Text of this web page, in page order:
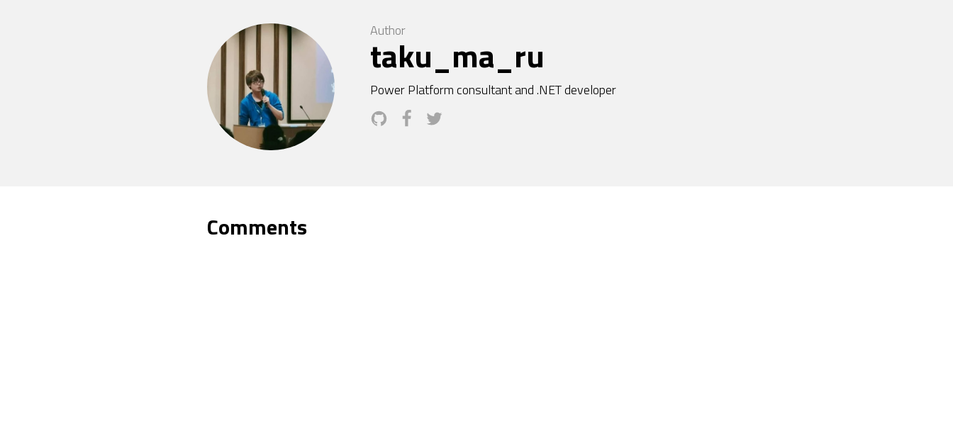
Author
taku_ma_ru
Power Platform consultant and .NET developer
Comments